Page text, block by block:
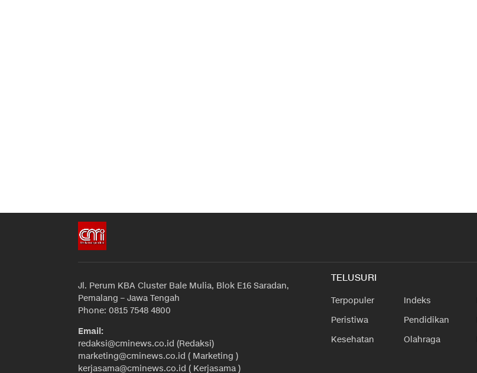
Jl. Perum KBA Cluster Bale Mulia, Blok E16 Saradan,
Pemalang – Jawa Tengah
Phone: 0815 7548 4800
Email:
redaksi@cminews.co.id (Redaksi)
marketing@cminews.co.id ( Marketing )
kerjasama@cminews.co.id ( Kerjasama )
TELUSURI
Terpopuler Indeks
Peristiwa
Pendidikan
Kesehatan
Olahraga